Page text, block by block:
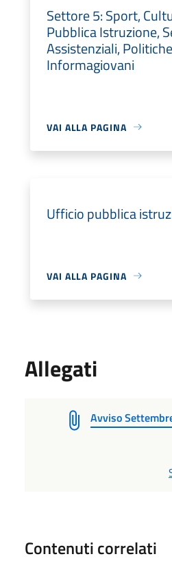
Settore 5: Sport,
Pubblica Istruzione,
Assistenziali,
Informagiovani
VAI ALLA PAGINA
Ufficio pubblica
VAI ALLA PAGINA
Allegati
Avviso
Contenuti correlati